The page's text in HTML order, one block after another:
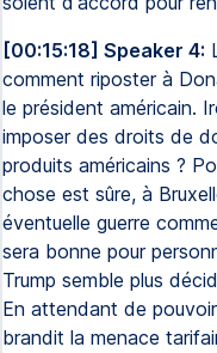
[00:15:18] Speaker 4:
comment riposter à
le président américain.
imposer des droits de
produits américains ?
chose est sûre, à
éventuelle guerre
sera bonne pour
Trump semble plus
En attendant de
brandit la menace